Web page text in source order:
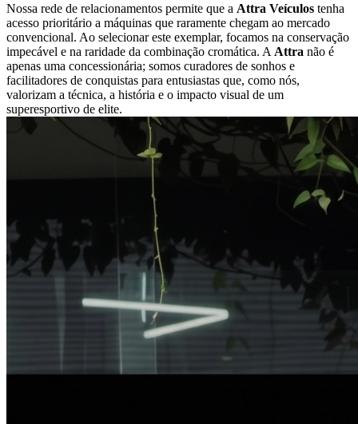
Nossa rede de relacionamentos permite que a Attra Veículos tenha
acesso prioritário a máquinas que raramente chegam ao mercado
convencional. Ao selecionar este exemplar, focamos na conservação
impecável e na raridade da combinação cromática. A Attra não é
apenas uma concessionária; somos curadores de sonhos e
facilitadores de conquistas para entusiastas que, como nós,
valorizam a técnica, a história e o impacto visual de um
superesportivo de elite.